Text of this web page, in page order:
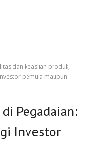
dan keaslian produk,
pemula maupun
Pegadaian:
Investor